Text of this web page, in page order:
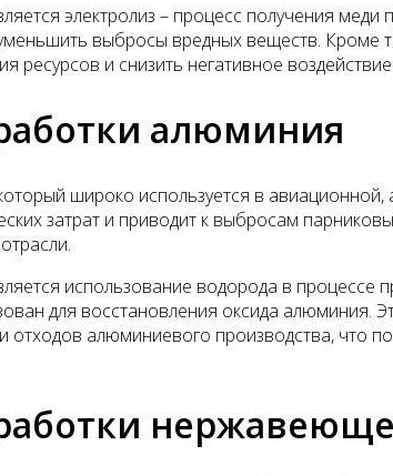
электролиз – процесс получения
выбросы вредных веществ.
ресурсов и снизить негативное
алюминия
широко используется в
затрат и приводит к выбросам
использование водорода в
для восстановления оксида алюминия.
алюминиевого производства, что